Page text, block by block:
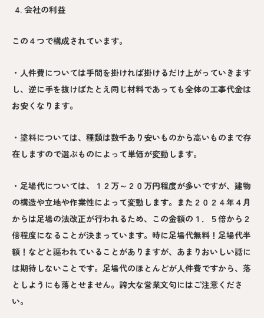
会社の利益
この４つで構成されています。
・人件費については手間を掛ければ掛けるだけ上がっていきます
し、逆に手を抜けばたとえ同じ材料であっても全体の工事代金は
お安くなります。
・塗料については、種類は数千あり安いものから高いものまで存
在しますので選ぶものによって単価が変動します。
・足場代については、１２万～２０万円程度が多いですが、建物
の構造や立地や作業性によって変動します。また２０２４年４月
からは足場の法改正が行われるため、この金額の１．５倍から２
倍程度になることが決まっています。時に足場代無料！足場代半
額！などと謳われていることがありますが、あまりおいしい話に
は期待しないことです。足場代のほとんどが人件費ですから、落
としようにも落とせません。誇大な営業文句にはご注意くださ
い。